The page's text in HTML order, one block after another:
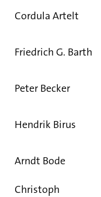
Cordula Artelt
Friedrich G. Barth
Peter Becker
Hendrik Birus
Arndt Bode
Christoph